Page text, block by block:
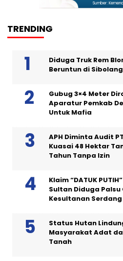
Sumber:
TRENDING
Diduga Truk Rem
Beruntun di
Gubug 3×4 Meter
Aparatur Pemkab
Untuk Mafia
APH Diminta Audit
Kuasai 48 Hektar
Tahun Tanpa Izin
Klaim “DATUK
Sultan Diduga
Kesultanan Serdang
Status Hutan
Masyarakat Adat
Tanah